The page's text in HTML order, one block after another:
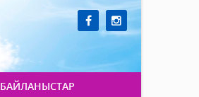
БАЙЛАНЫСТАР